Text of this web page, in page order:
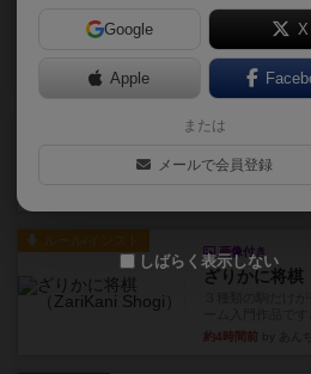
ワイアームス
初プレイの感想
メントとなります
by daisdice
ふたつの街の
街は各プレイヤー
ルール/インスト
画像付き
ざりかに将棋
約4時間前
Google X
Apple
または
メールで会員登録
しばらく表示しない